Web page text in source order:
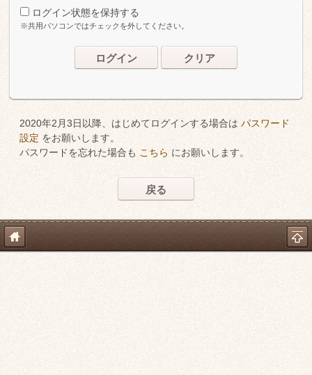
ログイン状態を保持する
※共用パソコンではチェックを外してください。
ログイン クリア
2020年2月3日以降、はじめてログインする場合は パスワード
設定 をお願いします。
パスワードを忘れた場合も こちら にお願いします。
戻る